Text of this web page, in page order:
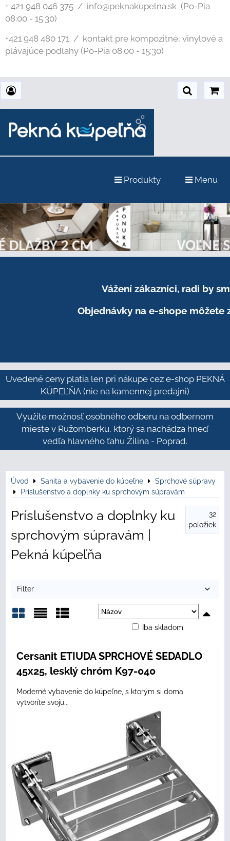
+ 421 948 046 375 / info@peknakupelna.sk (Po-Pia
08:00 - 15:30)
+421 948 480 171 / kontakt pre kompozitné, vinylové a
plávajúce podlahy (Po-Pia 08:00 - 15:30)
Produkty Menu
Vážení zákazníci, radi by
Objednávky na e-shope môžete
Uvedené ceny platia len pri nákupe cez e-shop PEKNÁ
KÚPEĽŇA (nie na kamennej predajni)
Využite možnosť osobného odberu na odbernom
mieste v Ružomberku, ktorý sa nachádza hneď
vedľa hlavného ťahu Žilina - Poprad.
Úvod Sanita a vybavenie do kúpeľne
Sprchové súpravy
Príslušenstvo a doplnky ku sprchovým súpravám
Príslušenstvo a doplnky ku
sprchovým súpravám |
Pekná kúpeľňa
32
položiek
Filter
Iba skladom
Cersanit ETIUDA SPRCHOVÉ SEDADLO
45x25, lesklý chróm K97-040
Moderné vybavenie do kúpeľne, s ktorým si doma
vytvoríte svoju...